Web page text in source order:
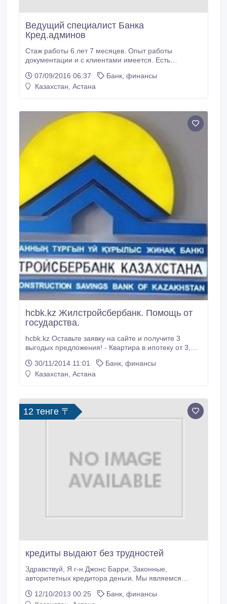
Ведущий специалист Банка
Кред.админов
Стаж работы 6 лет 7 месяцев. Опыт работы
документации и с клиентами имеется. Есть
желательно на левом берегу Астаны..
07/09/2016 06:37
Банк, финансы
Казахстан, Астана
hcbk.kz Жилстройсбербанк. Помощь от
государства.
hcbk.kz Оставьте заявку на сайте и получите 3
выгодых предложения! - Квартира в ипотеку от 3,
счета Адрес: yerzhan.tolegen@gmail.com Почта:
Павлодар ул. Ломова 38, Павлодар 140000
30/11/2014 11:01
Банк, финансы
Казахстан, Астана
12 тенге 〒
кредиты выдают без трудностей
Здравствуй, Я г-н Джонс Барри, Законные,
авторитетных кредитора деньги. Мы являемся
средств из физических лиц, нуждающихся в
12/10/2013 00:25
Банк, финансы